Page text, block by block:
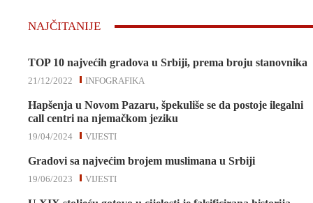
NAJČITANIJE
TOP 10 najvećih gradova u Srbiji, prema broju stanovnika
INFOGRAFIKA
21/12/2022
Hapšenja u Novom Pazaru, špekuliše se da postoje ilegalni
call centri na njemačkom jeziku
VIJESTI
19/04/2024
Gradovi sa najvećim brojem muslimana u Srbiji
VIJESTI
19/06/2023